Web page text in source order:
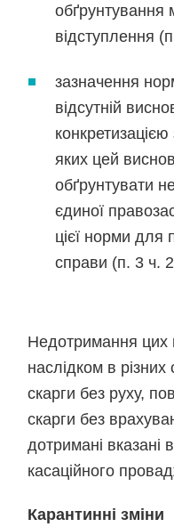
обґрунтування
відступлення
зазначення
відсутній
яких цей
обґрунтувати
єдиної
цієї норми для
справи (п. 3 ч.
Недотримання цих
наслідком в
скарги без руху,
скарги без
дотримані вказані
касаційного
Карантинні зміни